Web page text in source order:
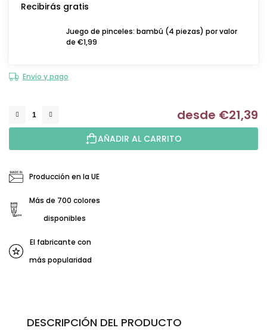
Recibirás gratis
Juego de pinceles: bambú (4 piezas) por valor
de €1,99
Envío y pago
desde €21,39
AÑADIR AL CARRITO
Producción en la UE
Más de 700 colores
disponibles
El fabricante con
más popularidad
DESCRIPCIÓN DEL PRODUCTO